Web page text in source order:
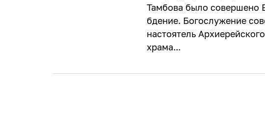
Тамбова было совершено
бдение. Богослужение
настоятель
храма